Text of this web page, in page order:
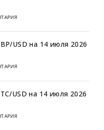
USD на 14 июля 2026
USD на 14 июля 2026